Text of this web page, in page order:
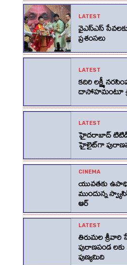
LATEST
వైఎస్ఎస్
ప్రశంసలు
LATEST
కదిరి లక్ష్మీ
దాసోహమంటూ
LATEST
హైదరాబాద్
హైలైట్‌గా
CINEMA
యువతకు
ముందున్న
ఆర్‌
LATEST
తిరుమల శ్రీవారి
పురాణపండ లకు
పుణ్యమిది